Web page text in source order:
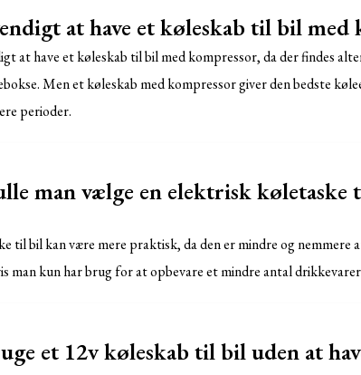
at have et køleskab til bil med
at have et køleskab til bil med kompressor, da der findes
Men et køleskab med kompressor giver den bedste
perioder.
man vælge en elektrisk
til bil kan være mere praktisk, da den er mindre og
man kun har brug for at opbevare et mindre antal
et 12v køleskab til bil uden at